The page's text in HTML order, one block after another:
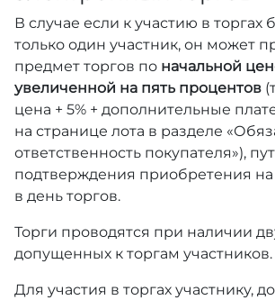
В случае если к участию в
только один участник, он может
предмет торгов по начальной
увеличенной на пять процентов
цена + 5% + дополнительные
на странице лота в разделе
ответственность покупателя»),
подтверждения приобретения на
в день торгов.
Торги проводятся при наличии
допущенных к торгам участников.
Для участия в торгах участнику,